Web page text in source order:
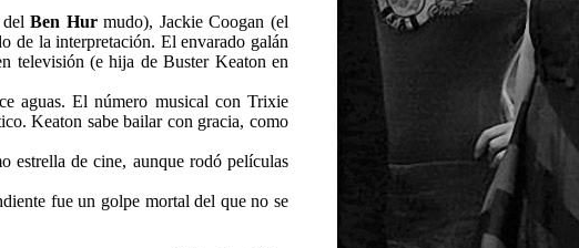
delBen Hurmudo), Jackie Coogan (el
de la interpretación. El envarado galán
televisión (e hija de Buster Keaton en
aguas. El número musical con Trixie
Keaton sabe bailar con gracia, como
estrella de cine, aunque rodó películas
fue un golpe mortal del que no se